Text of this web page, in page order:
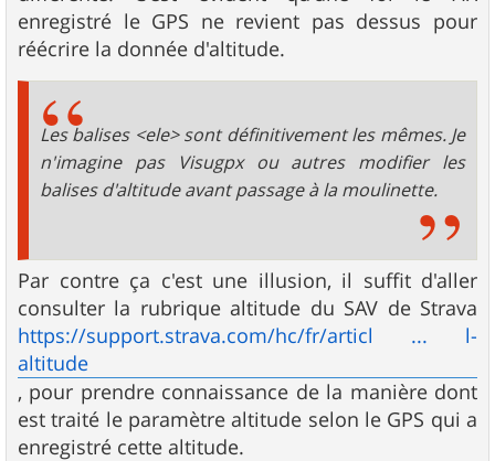
enregistré le GPS ne revient pas dessus pour
réécrire la donnée d'altitude.
Les balises <ele> sont définitivement les mêmes. Je
n'imagine pas Visugpx ou autres modifier les
balises d'altitude avant passage à la moulinette.
Par contre ça c'est une illusion, il suffit d'aller
consulter la rubrique altitude du SAV de Strava
https://support.strava.com/hc/fr/articl ... l-
altitude
, pour prendre connaissance de la manière dont
est traité le paramètre altitude selon le GPS qui a
enregistré cette altitude.